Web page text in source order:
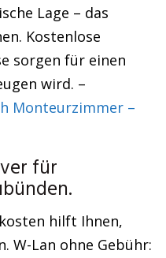
Lage – das
Kostenlose
sorgen für einen
wird. –
Monteurzimmer –
für
hilft Ihnen,
W-Lan ohne Gebühr: